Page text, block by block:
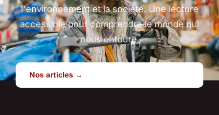
l'environnement et la société. Une lecture
accessible pour comprendre le monde qui
nous entoure.
Nos articles →